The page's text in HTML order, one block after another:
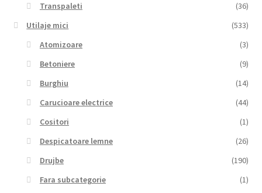
Transpaleti
(36)
Utilaje mici
(533)
Atomizoare
(3)
Betoniere
(9)
Burghiu
(14)
Carucioare electrice
(44)
Cositori
(1)
Despicatoare lemne
(26)
Drujbe
(190)
Fara subcategorie
(1)